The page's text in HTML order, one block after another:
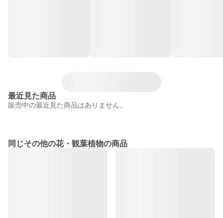
最近見た商品
販売中の最近見た商品はありません。
同じその他の花・観葉植物の商品